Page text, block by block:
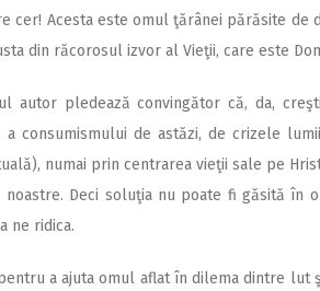
cer! Acesta este omul ţărânei părăsite de
din răcorosul izvor al Vieţii, care este
autor pledează convingător că, da,
a consumismului de astăzi, de crizele
numai prin centrarea vieţii sale pe
Deci soluţia nu poate fi găsită în
ne ridica.
a ajuta omul aflat în dilema dintre